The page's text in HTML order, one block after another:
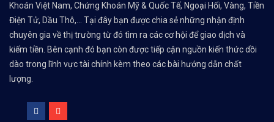
Khoán Việt Nam, Chứng Khoán Mỹ & Quốc Tế, Ngoại Hối, Vàng, Tiền
Điện Tử, Dầu Thô,... Tại đây bạn được chia sẻ những nhận định
chuyên gia về thị trường từ đó tìm ra các cơ hội để giao dịch và
kiếm tiền. Bên cạnh đó bạn còn được tiếp cận nguồn kiến thức dồi
dào trong lĩnh vực tài chính kèm theo các bài hướng dẫn chất
lượng.